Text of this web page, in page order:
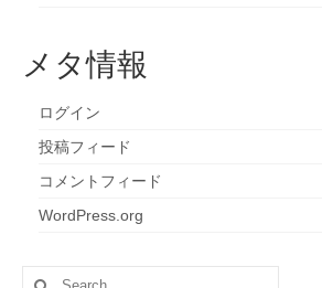
メタ情報
ログイン
投稿フィード
コメントフィード
WordPress.org
Search